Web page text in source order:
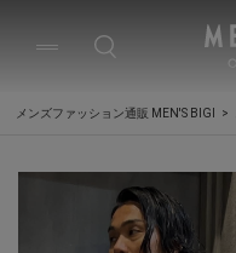
メンズファッション通販 MEN'S BIGI